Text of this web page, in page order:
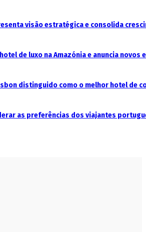
visão estratégica e consolida
de luxo na Amazónia e anuncia
distinguido como o melhor hotel de
as preferências dos viajantes